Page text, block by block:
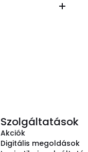
Szolgáltatások
Akciók
Digitális megoldások